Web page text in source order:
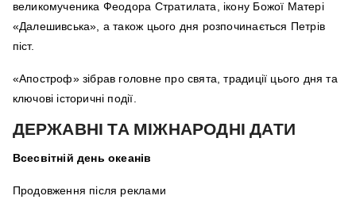
великомученика Феодора Стратилата, ікону Божої Матері
«Далешивська», а також цього дня розпочинається Петрів
піст.
«Апостроф» зібрав головне про свята, традиції цього дня та
ключові історичні події.
ДЕРЖАВНІ ТА МІЖНАРОДНІ ДАТИ
Всесвітній день океанів
Продовження після реклами